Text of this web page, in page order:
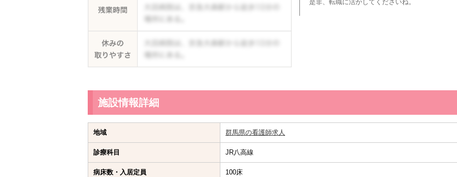
是非、転職に活かしてくださいね。
施設情報詳細
地域 群馬県の看護師求人
診療科目 JR八高線
病床数・入居定員 100床